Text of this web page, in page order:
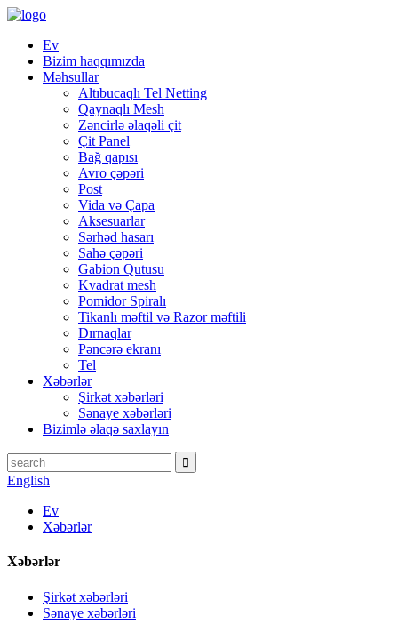
Ev
Bizim haqqımızda
Məhsullar
Altıbucaqlı Tel Netting
Qaynaqlı Mesh
Zəncirlə əlaqəli çit
Çit Panel
Bağ qapısı
Avro çəpəri
Post
Vida və Çapa
Aksesuarlar
Sərhəd hasarı
Sahə çəpəri
Gabion Qutusu
Kvadrat mesh
Pomidor Spiralı
Tikanlı məftil və Razor məftili
Dırnaqlar
Pəncərə ekranı
Tel
Xəbərlər
Şirkət xəbərləri
Sənaye xəbərləri
Bizimlə əlaqə saxlayın
English
Ev
Xəbərlər
Xəbərlər
Şirkət xəbərləri
Sənaye xəbərləri